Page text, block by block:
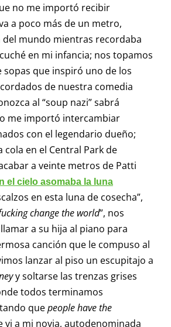
no me importó recibir
a poco más de un metro,
mundo mientras recordaba
en mi infancia; nos topamos
sopas que inspiró uno de los
de nuestra comedia
al “soup nazi” sabrá
me importó intercambiar
con el legendario dueño;
cola en el Central Park de
a veinte metros de Patti
el cielo asomaba la luna
en esta luna de cosecha”,
change the world”, nos
a su hija al piano para
canción que le compuso al
lanzar al piso un escupitajo a
y soltarse las trenzas grises
todos terminamos
quepeople have the
vi a mi novia, autodenominada